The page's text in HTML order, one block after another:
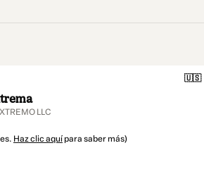
🇺🇸
LLC
Haz clic aquí para saber más)